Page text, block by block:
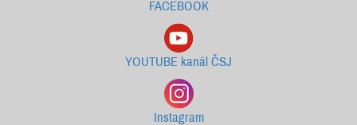
FACEBOOK
YOUTUBE kanál ČSJ
Instagram